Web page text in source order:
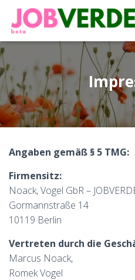
Angaben gemäß § 5 TMG:
Firmensitz:
Noack, Vogel GbR –
Gormannstraße 14
10119 Berlin
Vertreten durch die
Marcus Noack,
Romek Vogel